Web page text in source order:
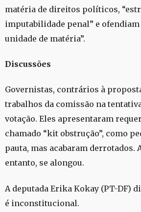
matéria de direitos políticos,
imputabilidade penal” e
unidade de matéria”.
Discussões
Governistas, contrários à
trabalhos da comissão na
votação. Eles apresentaram
chamado “kit obstrução”, como
pauta, mas acabaram derrotados.
entanto, se alongou.
A deputada Erika Kokay (PT-DF)
é inconstitucional.